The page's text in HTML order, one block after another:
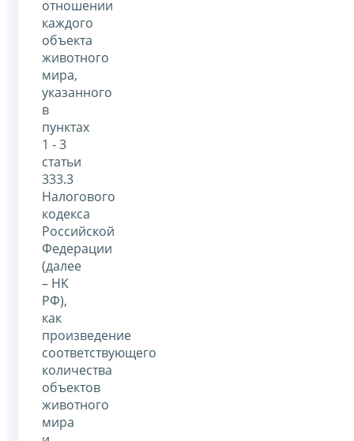
отношении
каждого
объекта
животного
мира,
указанного
в
пунктах
1 - 3
статьи
333.3
Налогового
кодекса
Российской
Федерации
(далее
– НК
РФ),
как
произведение
соответствующего
количества
объектов
животного
мира